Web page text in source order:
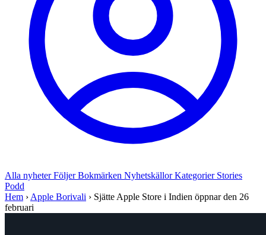
Alla nyheterFöljerBokmärken NyhetskällorKategorier Stories
Podd
Hem › Apple Borivali › Sjätte Apple Store i Indien öppnar den 26
februari